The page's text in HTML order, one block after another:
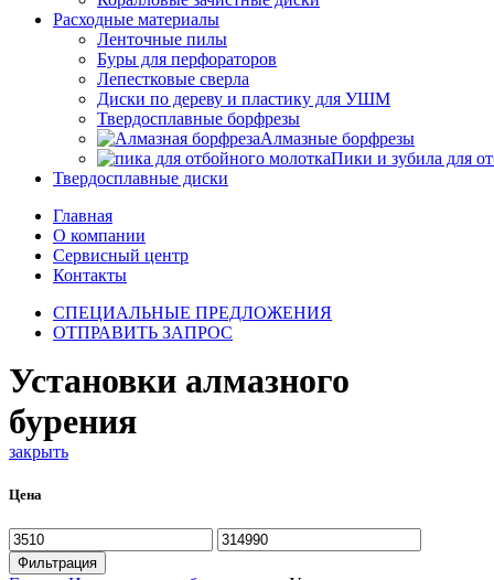
Расходные материалы
Ленточные пилы
Буры для перфораторов
Лепестковые сверла
Диски по дереву и пластику для УШМ
Твердосплавные борфрезы
Алмазные борфрезы
Пики и зубила для
Твердосплавные диски
Главная
О компании
Сервисный центр
Контакты
СПЕЦИАЛЬНЫЕ ПРЕДЛОЖЕНИЯ
ОТПРАВИТЬ ЗАПРОС
Установки алмазного
бурения
закрыть
Цена
Минимальная
цена
Максимальная
цена
Фильтрация